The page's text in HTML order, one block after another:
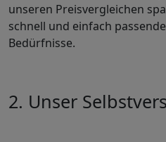
unseren Preisvergleichen
schnell und einfach
Bedürfnisse.
2. Unser